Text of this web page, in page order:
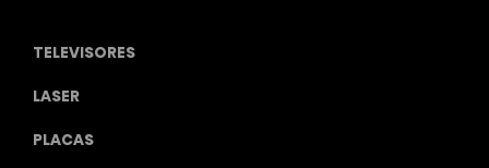
TELEVISORES
LASER
PLACAS